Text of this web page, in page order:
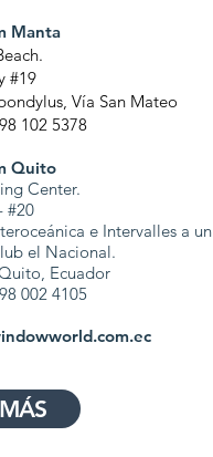
Manta
#19
Vía San Mateo
102 5378
Quito
Center.
#20
e Intervalles a un
el Nacional.
Ecuador
002 4105